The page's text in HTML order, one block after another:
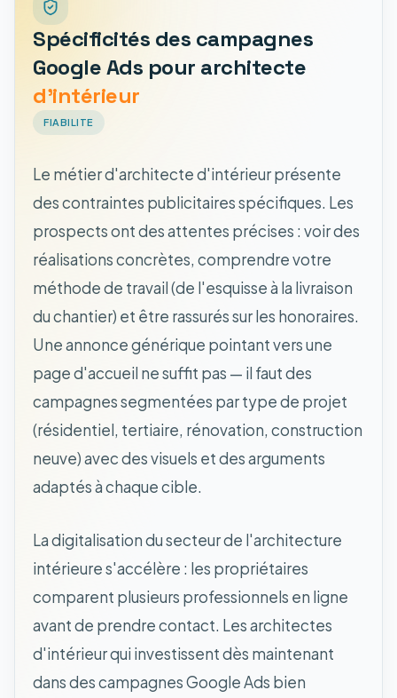
Spécificités des campagnes
Google Ads pour architecte
d'intérieur
FIABILITE
Le métier d'architecte d'intérieur présente
des contraintes publicitaires spécifiques. Les
prospects ont des attentes précises : voir des
réalisations concrètes, comprendre votre
méthode de travail (de l'esquisse à la livraison
du chantier) et être rassurés sur les honoraires.
Une annonce générique pointant vers une
page d'accueil ne suffit pas — il faut des
campagnes segmentées par type de projet
(résidentiel, tertiaire, rénovation, construction
neuve) avec des visuels et des arguments
adaptés à chaque cible.
La digitalisation du secteur de l'architecture
intérieure s'accélère : les propriétaires
comparent plusieurs professionnels en ligne
avant de prendre contact. Les architectes
d'intérieur qui investissent dès maintenant
dans des campagnes Google Ads bien